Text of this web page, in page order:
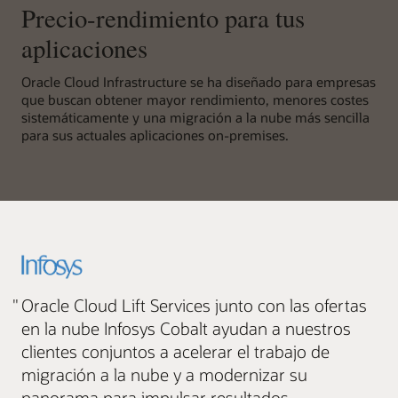
Precio-rendimiento para tus
aplicaciones
Oracle Cloud Infrastructure se ha diseñado para empresas
que buscan obtener mayor rendimiento, menores costes
sistemáticamente y una migración a la nube más sencilla
para sus actuales aplicaciones on-premises.
" Oracle Cloud Lift Services junto con las ofertas
en la nube Infosys Cobalt ayudan a nuestros
clientes conjuntos a acelerar el trabajo de
migración a la nube y a modernizar su